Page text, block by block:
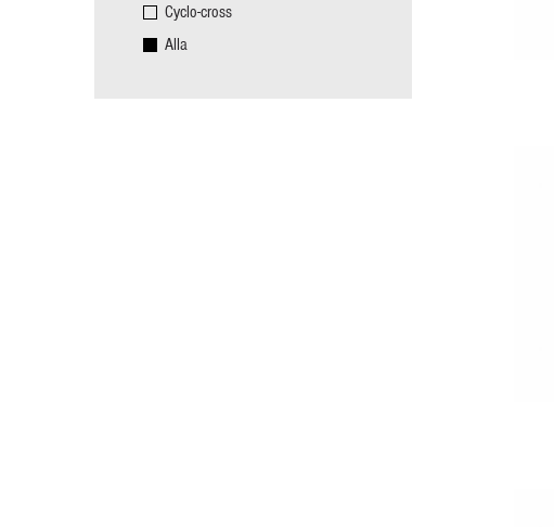
Cyclo-cross
Alla